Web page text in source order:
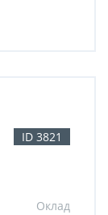
ID 3821
Оклад